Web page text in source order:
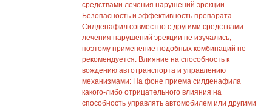
средствами лечения нарушений эрекции.
Безопасность и эффективность препарата
Силденафил совместно с другими средствами
лечения нарушений эрекции не изучались,
поэтому применение подобных комбинаций не
рекомендуется. Влияние на способность к
вождению автотранспорта и управлению
механизмами: На фоне приема силденафила
какого-либо отрицательного влияния на
способность управлять автомобилем или другими